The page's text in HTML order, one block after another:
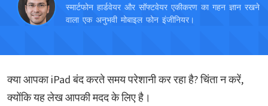
स्मार्टफोन हार्डवेयर और सॉफ्टवेयर एकीकरण का गहन ज्ञान रखने
वाला एक अनुभवी मोबाइल फोन इंजीनियर।
क्या आपका iPad बंद करते समय परेशानी कर रहा है? चिंता न करें,
क्योंकि यह लेख आपकी मदद के लिए है।